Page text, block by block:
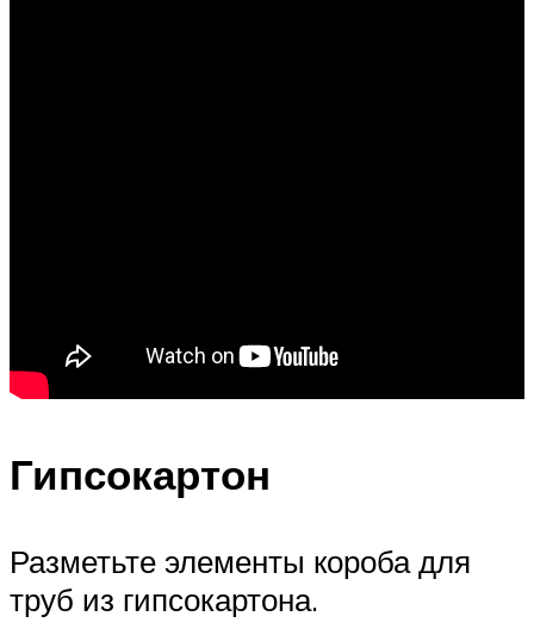
Гипсокартон
Разметьте элементы короба для
труб из гипсокартона.